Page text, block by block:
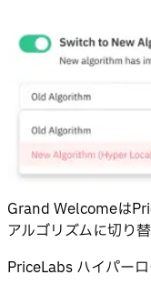
Grand Welcomeは
アルゴリズムに切り
PriceLabs ハイパー